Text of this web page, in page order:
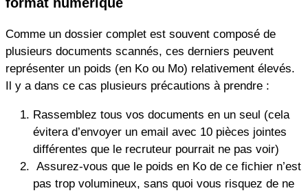
Comme un dossier complet est souvent composé de
plusieurs documents scannés, ces derniers peuvent
représenter un poids (en Ko ou Mo) relativement élevés.
Il y a dans ce cas plusieurs précautions à prendre :
Rassemblez tous vos documents en un seul (cela
évitera d’envoyer un email avec 10 pièces jointes
différentes que le recruteur pourrait ne pas voir)
Assurez-vous que le poids en Ko de ce fichier n’est
pas trop volumineux, sans quoi vous risquez de ne